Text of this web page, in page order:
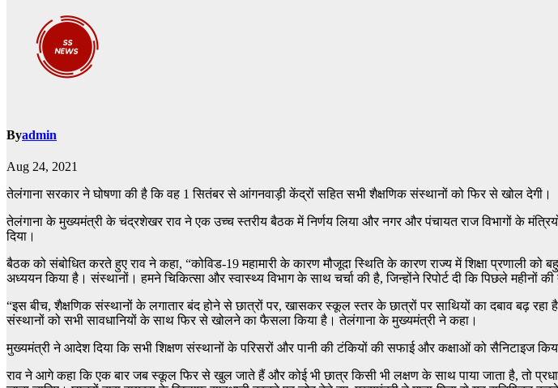
Byadmin
Aug 24, 2021
तेलंगाना सरकार ने घोषणा की है कि वह 1 सितंबर से आंगनवाड़ी केंद्रों सहित सभी शैक्षणिक संस्थानों को फिर से खोल देगी।
तेलंगाना के मुख्यमंत्री के चंद्रशेखर राव ने एक उच्च स्तरीय बैठक में निर्णय लिया और नगर और पंचायत राज विभागों के
दिया।
बैठक को संबोधित करते हुए राव ने कहा, “कोविड-19 महामारी के कारण मौजूदा स्थिति के कारण राज्य में शिक्षा प्रणाली
अध्ययन किया है। संस्थानों। हमने चिकित्सा और स्वास्थ्य विभाग के साथ चर्चा की है, जिन्होंने रिपोर्ट दी कि पिछले महीनों
“इस बीच, शैक्षणिक संस्थानों के लगातार बंद होने से छात्रों पर, खासकर स्कूल स्तर के छात्रों पर साथियों का दबाव बढ़ रहा
संस्थानों को सभी सावधानियों के साथ फिर से खोलने का फैसला किया है। तेलंगाना के मुख्यमंत्री ने कहा।
मुख्यमंत्री ने आदेश दिया कि सभी शिक्षण संस्थानों के परिसरों और पानी की टंकियों की सफाई और कक्षाओं को सैनिटाइज
राव ने आगे कहा कि एक बार जब स्कूल फिर से खुल जाते हैं और कोई भी छात्र किसी भी लक्षण के साथ पाया जाता है, तो